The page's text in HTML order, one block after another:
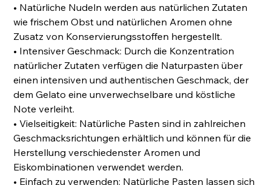
• Natürliche Nudeln werden aus natürlichen Zutaten
wie frischem Obst und natürlichen Aromen ohne
Zusatz von Konservierungsstoffen hergestellt.
• Intensiver Geschmack: Durch die Konzentration
natürlicher Zutaten verfügen die Naturpasten über
einen intensiven und authentischen Geschmack, der
dem Gelato eine unverwechselbare und köstliche
Note verleiht.
• Vielseitigkeit: Natürliche Pasten sind in zahlreichen
Geschmacksrichtungen erhältlich und können für die
Herstellung verschiedenster Aromen und
Eiskombinationen verwendet werden.
• Einfach zu verwenden: Natürliche Pasten lassen sich